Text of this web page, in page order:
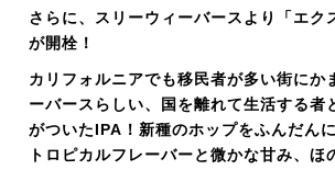
さらに、スリーウィーバースより「エク
が開栓！
カリフォルニアでも移民者が多い街にか
ーバースらしい、国を離れて生活する者
がついたIPA！新種のホップをふんだん
トロピカルフレーバーと微かな甘み、ほ